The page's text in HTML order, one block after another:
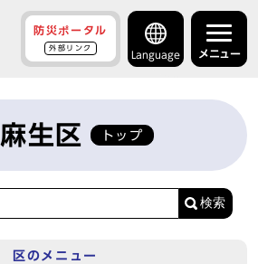
防災ポータル
外部リンク
Language メニュー
麻生区 トップ
検索
区のメニュー